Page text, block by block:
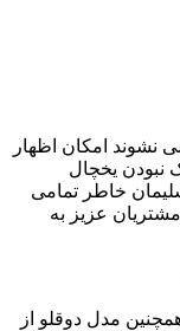
امکان اظهار
یخچال
خاطر تمامی
عزیز به
مدل دوقلو از